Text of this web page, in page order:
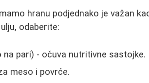
hranu podjednako je važan
odaberite:
na pari) - očuva nutritivne sastojke.
meso i povrće.